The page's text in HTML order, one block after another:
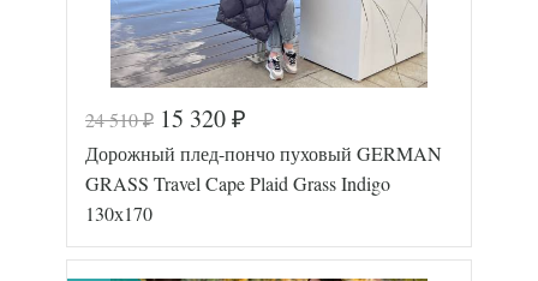
Код товара
577-730
Артикул
GG-94131
7
покрывала
Ткань
Лаке/
Батист
24 510₽ 15 320 ₽
Дорожный плед-пончо пуховый GERMAN
GRASS Travel Cape Plaid Grass Indigo
130х170